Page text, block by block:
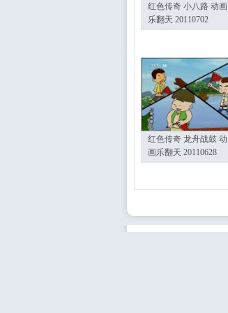
红色传奇 小八路 动画
乐翻天 20110702
红色传奇 龙舟战鼓 动
画乐翻天 20110628